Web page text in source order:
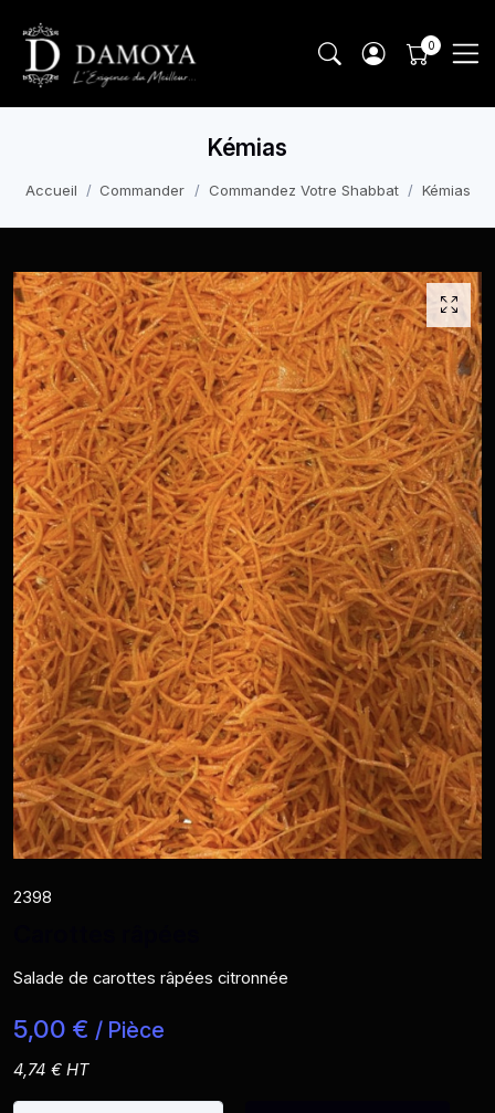
Kémias
Accueil Commander Commandez Votre Shabbat Kémias
2398
Salade de carottes râpées citronnée
5,00 € / Pièce
4,74 € HT